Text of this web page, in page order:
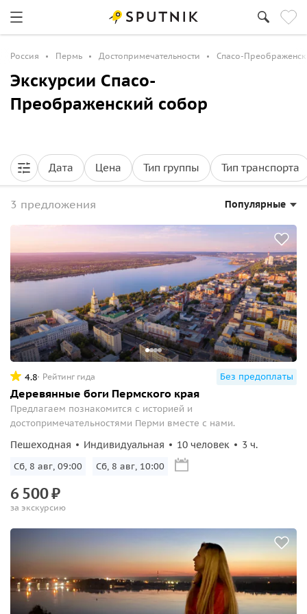
Россия Пермь Достопримечательности Спасо-
Экскурсии Спасо-
Преображенский собор
Дата Цена Тип группы Тип транспорта
3 предложения Популярные
4.8 Рейтинг гида Без предоплаты
Деревянные боги Пермского края
Предлагаем познакомится с историей и
достопримечательностями Перми вместе с нами.
Пешеходная Индивидуальная 10 человек 3 ч.
Сб, 8 авг, 09:00 Сб, 8 авг, 10:00
6 500₽
за экскурсию